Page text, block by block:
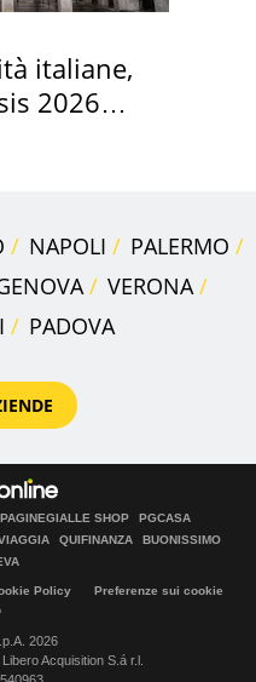
italiane,
2026
NAPOLI
PALERMO
VERONA
PADOVA
PAGINEGIALLE SHOP
PGCASA
QUIFINANZA
BUONISSIMO
Policy
Preferenze sui cookie
2026
Acquisition S.á r.l.